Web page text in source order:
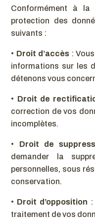
Conformément à
protection des
suivants :
• Droit d’accès:
informations sur les
détenons vous
• Droit de
correction de vos
incomplètes.
• Droit de
demander la
personnelles, sous
conservation.
• Droit d’opposition
traitement de vos